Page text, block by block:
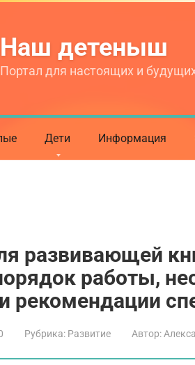
Наш детеныш
Портал для настоящих и
Дети Информация
развивающей
работы,
рекомендации
Рубрика: Развитие Автор: